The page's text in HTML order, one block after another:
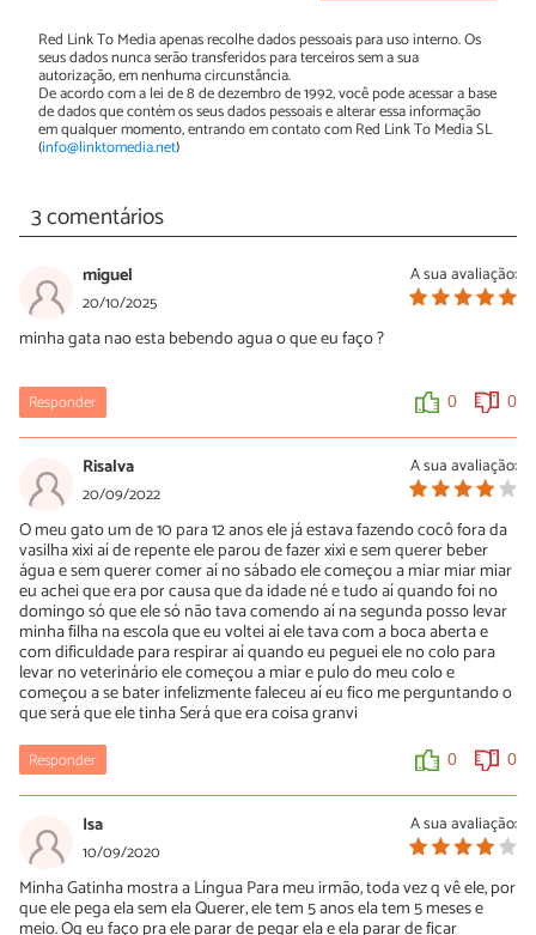
Red Link To Media apenas recolhe dados pessoais para uso interno. Os
seus dados nunca serão transferidos para terceiros sem a sua
autorização, em nenhuma circunstância.
De acordo com a lei de 8 de dezembro de 1992, você pode acessar a base
de dados que contém os seus dados pessoais e alterar essa informação
em qualquer momento, entrando em contato com Red Link To Media SL
(info@linktomedia.net)
3 comentários
A sua avaliação:
miguel
20/10/2025
minha gata nao esta bebendo agua o que eu faço ?
Responder 0 0
A sua avaliação:
Risalva
20/09/2022
O meu gato um de 10 para 12 anos ele já estava fazendo cocô fora da
vasilha xixi aí de repente ele parou de fazer xixi e sem querer beber
água e sem querer comer aí no sábado ele começou a miar miar miar
eu achei que era por causa que da idade né e tudo aí quando foi no
domingo só que ele só não tava comendo aí na segunda posso levar
minha filha na escola que eu voltei aí ele tava com a boca aberta e
com dificuldade para respirar aí quando eu peguei ele no colo para
levar no veterinário ele começou a miar e pulo do meu colo e
começou a se bater infelizmente faleceu aí eu fico me perguntando o
que será que ele tinha Será que era coisa granvi
Responder 0 0
A sua avaliação:
Isa
10/09/2020
Minha Gatinha mostra a Língua Para meu irmão, toda vez q vê ele, por
que ele pega ela sem ela Querer, ele tem 5 anos ela tem 5 meses e
meio. Oq eu faço pra ele parar de pegar ela e ela parar de ficar